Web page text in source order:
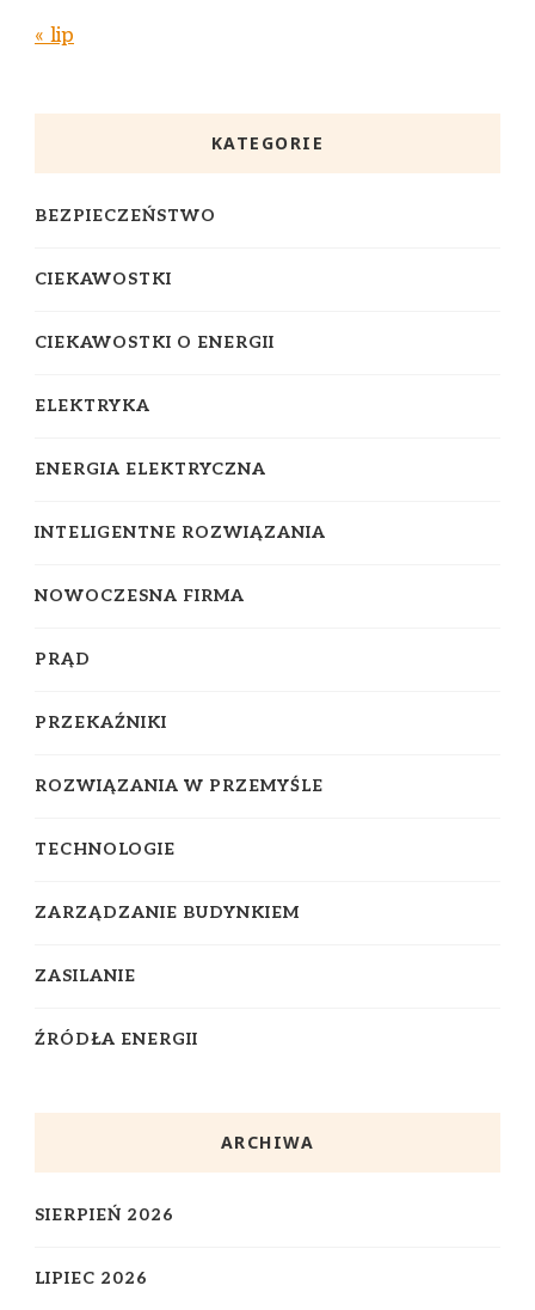
« lip
KATEGORIE
BEZPIECZEŃSTWO
CIEKAWOSTKI
CIEKAWOSTKI O ENERGII
ELEKTRYKA
ENERGIA ELEKTRYCZNA
INTELIGENTNE ROZWIĄZANIA
NOWOCZESNA FIRMA
PRĄD
PRZEKAŹNIKI
ROZWIĄZANIA W PRZEMYŚLE
TECHNOLOGIE
ZARZĄDZANIE BUDYNKIEM
ZASILANIE
ŹRÓDŁA ENERGII
ARCHIWA
SIERPIEŃ 2026
LIPIEC 2026